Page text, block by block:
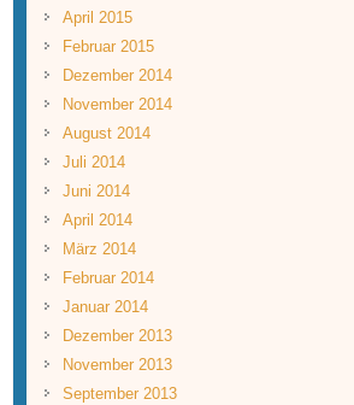
April 2015
Februar 2015
Dezember 2014
November 2014
August 2014
Juli 2014
Juni 2014
April 2014
März 2014
Februar 2014
Januar 2014
Dezember 2013
November 2013
September 2013